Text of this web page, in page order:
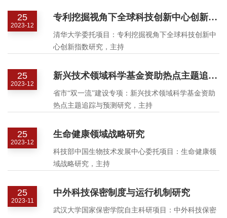
25
2023-12
专利挖掘视角下全球科技创新中心创新指数研究
清华大学委托项目：专利挖掘视角下全球科技创新中
心创新指数研究，主持
25
2023-12
新兴技术领域科学基金资助热点主题追踪与预测研究
省市“双一流”建设专项：新兴技术领域科学基金资助
热点主题追踪与预测研究，主持
25
2023-12
生命健康领域战略研究
科技部中国生物技术发展中心委托项目：生命健康领
域战略研究，主持
25
2023-11
中外科技保密制度与运行机制研究
武汉大学国家保密学院自主科研项目：中外科技保密